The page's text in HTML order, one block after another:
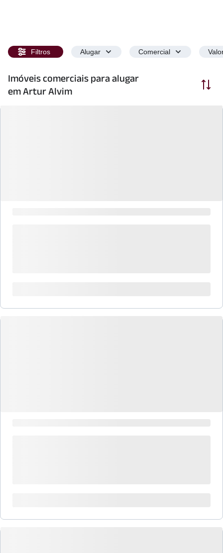
Filtros Alugar Comercial
Imóveis comerciais para alugar
em Artur Alvim
Ordenar